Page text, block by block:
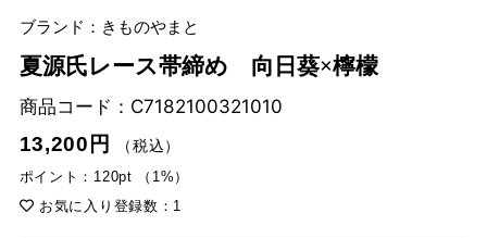
ブランド：きものやまと
夏源氏レース帯締め 向日葵×檸檬
商品コード： C7182100321010
13,200円
（税込）
ポイント：120pt （1%）
お気に入り登録数：1